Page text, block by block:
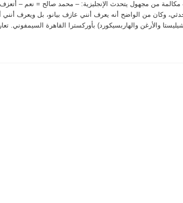
مكالمة من مجهول يتحدث الإنجليزية: – محمد صالح = نعم –
وكان من الواضح أنه يعرف أنني عازف بيانو، بل ويعرف
والأرغن والهاربسيكورد) بأوركسترا القاهرة السيمفوني.